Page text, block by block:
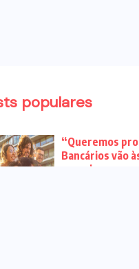
populares
“Queremos
Bancários vão
pressionar a...